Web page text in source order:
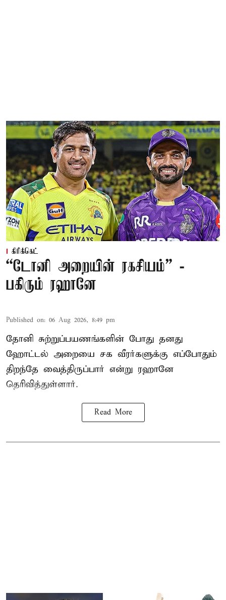
கிரிக்கெட்
“டோனி அறையின் ரகசியம்” -
பகிரும் ரஹானே
Published on: 06 Aug 2026, 8:49 pm
தோனி சுற்றுப்பயணங்களின் போது தனது
ஹோட்டல் அறையை சக வீரர்களுக்கு எப்போதும்
திறந்தே வைத்திருப்பார் என்று ரஹானே
தெரிவித்துள்ளார்.
Read More